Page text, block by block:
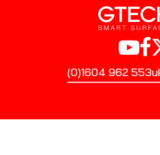
(0)1604 962 553